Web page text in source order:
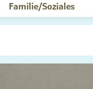
Familie/Soziales